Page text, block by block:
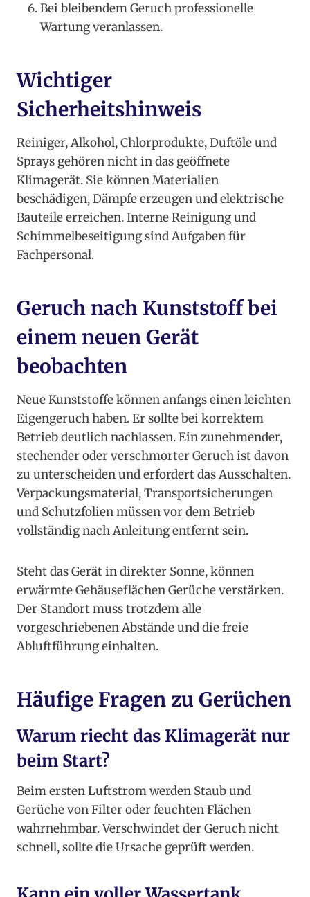
Bei bleibendem Geruch professionelle
Wartung veranlassen.
Wichtiger
Sicherheitshinweis
Reiniger, Alkohol, Chlorprodukte, Duftöle und
Sprays gehören nicht in das geöffnete
Klimagerät. Sie können Materialien
beschädigen, Dämpfe erzeugen und elektrische
Bauteile erreichen. Interne Reinigung und
Schimmelbeseitigung sind Aufgaben für
Fachpersonal.
Geruch nach Kunststoff bei
einem neuen Gerät
beobachten
Neue Kunststoffe können anfangs einen leichten
Eigengeruch haben. Er sollte bei korrektem
Betrieb deutlich nachlassen. Ein zunehmender,
stechender oder verschmorter Geruch ist davon
zu unterscheiden und erfordert das Ausschalten.
Verpackungsmaterial, Transportsicherungen
und Schutzfolien müssen vor dem Betrieb
vollständig nach Anleitung entfernt sein.
Steht das Gerät in direkter Sonne, können
erwärmte Gehäuseflächen Gerüche verstärken.
Der Standort muss trotzdem alle
vorgeschriebenen Abstände und die freie
Abluftführung einhalten.
Häufige Fragen zu Gerüchen
Warum riecht das Klimagerät nur
beim Start?
Beim ersten Luftstrom werden Staub und
Gerüche von Filter oder feuchten Flächen
wahrnehmbar. Verschwindet der Geruch nicht
schnell, sollte die Ursache geprüft werden.